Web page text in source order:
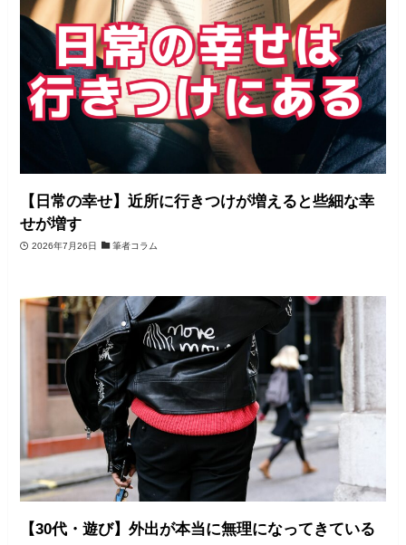
【日常の幸せ】近所に行きつけが増えると些細な幸
せが増す
2026年7月26日 筆者コラム
【30代・遊び】外出が本当に無理になってきている